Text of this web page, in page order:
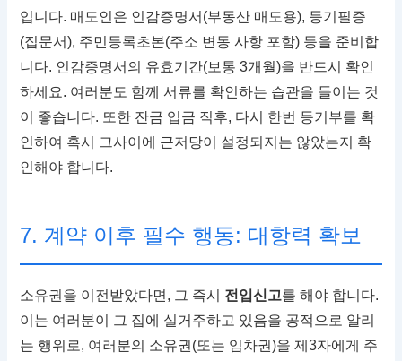
입니다. 매도인은 인감증명서(부동산 매도용), 등기필증
(집문서), 주민등록초본(주소 변동 사항 포함) 등을 준비합
니다. 인감증명서의 유효기간(보통 3개월)을 반드시 확인
하세요. 여러분도 함께 서류를 확인하는 습관을 들이는 것
이 좋습니다. 또한 잔금 입금 직후, 다시 한번 등기부를 확
인하여 혹시 그사이에 근저당이 설정되지는 않았는지 확
인해야 합니다.
7. 계약 이후 필수 행동: 대항력 확보
소유권을 이전받았다면, 그 즉시 전입신고를 해야 합니다.
이는 여러분이 그 집에 실거주하고 있음을 공적으로 알리
는 행위로, 여러분의 소유권(또는 임차권)을 제3자에게 주